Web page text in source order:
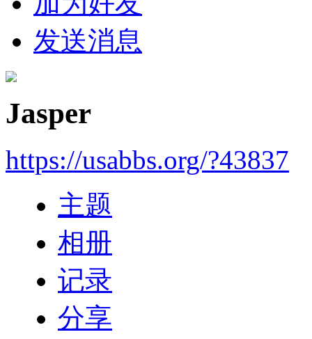
发送消息
Jasper
https://usabbs.org/?43837
主题
相册
记录
分享